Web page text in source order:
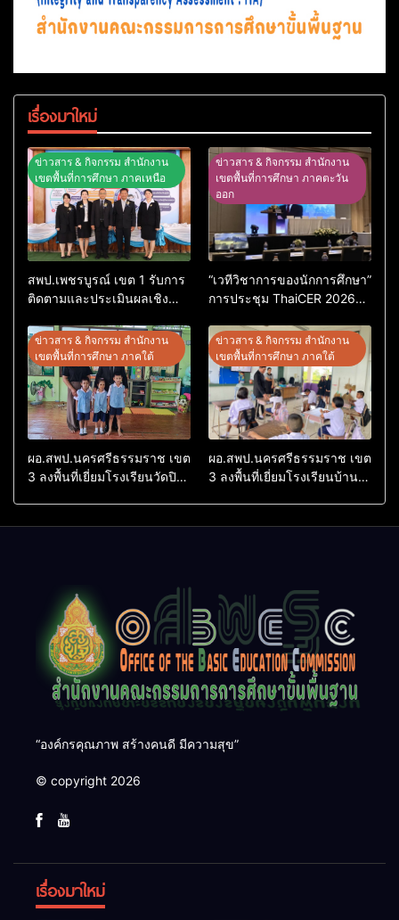
เรื่องมาใหม่
ข่าวสาร & กิจกรรม สำนักงาน
เขตพื้นที่การศึกษา ภาคเหนือ
สพป.เพชรบูรณ์ เขต 1 รับการ
ติดตามและประเมินผลเชิง
ต้นแบบ” ระดับประเทศ รุ่นที่ 3
ประจำปีงบประมาณ พ.ศ.
2569
ข่าวสาร & กิจกรรม สำนักงาน
เขตพื้นที่การศึกษา ภาคตะวัน
ออก
“เวทีวิชาการของนักการศึกษา”
การประชุม ThaiCER 2026
Conference on Education
Research (ThaiCER) 2026
ข่าวสาร & กิจกรรม สำนักงาน
เขตพื้นที่การศึกษา ภาคใต้
ผอ.สพป.นครศรีธรรมราช เขต
3 ลงพื้นที่เยี่ยมโรงเรียนวัดปิยา
ข่าวสาร & กิจกรรม สำนักงาน
เขตพื้นที่การศึกษา ภาคใต้
ผอ.สพป.นครศรีธรรมราช เขต
3 ลงพื้นที่เยี่ยมโรงเรียนบ้าน
“องค์กรคุณภาพ สร้างคนดี มีความสุข”
© copyright 2026
เรื่องมาใหม่